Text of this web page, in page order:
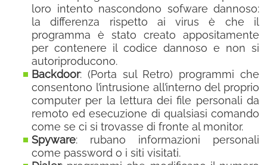
loro intento nascondono sofware dannoso:
la differenza rispetto ai virus è che il
programma è stato creato appositamente
per contenere il codice dannoso e non si
autoriproducono.
Backdoor: (Porta sul Retro) programmi che
consentono l’intrusione all’interno del proprio
computer per la lettura dei file personali da
remoto ed esecuzione di qualsiasi comando
come se ci si trovasse di fronte al monitor.
Spyware: rubano informazioni personali
come password o i siti visitati.